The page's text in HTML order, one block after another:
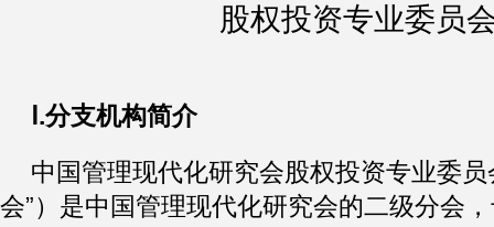
股权投资专业委员
Ⅰ.分支机构简介
中国管理现代化研究会股权投资专业委
会”）是中国管理现代化研究会的二级分会